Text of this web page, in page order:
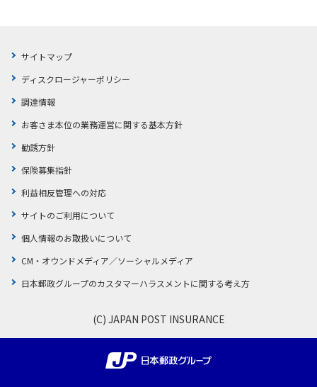
サイトマップ
ディスクロージャーポリシー
調達情報
お客さま本位の業務運営に関する基本方針
勧誘方針
保険募集指針
利益相反管理への対応
サイトのご利用について
個人情報のお取扱いについて
CM・オウンドメディア／ソーシャルメディア
日本郵政グループのカスタマーハラスメントに関する考え方
(C) JAPAN POST INSURANCE